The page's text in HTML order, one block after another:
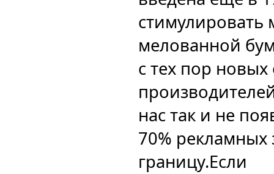
стимулировать
мелованной
с тех пор
нас так и не
70% рекламных
границу.Если